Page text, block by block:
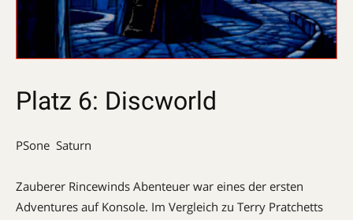
Platz 6: Discworld
PSone  Saturn
Zauberer Rincewinds Abenteuer war eines der ersten
Adventures auf Konsole. Im Vergleich zu Terry Pratchetts